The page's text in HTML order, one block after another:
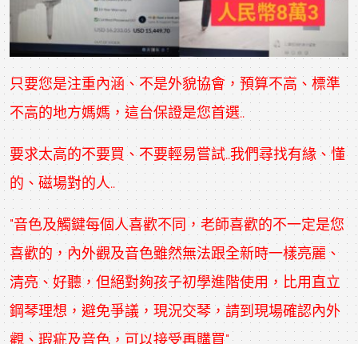
只要您是注重內涵、不是外貌協會，預算不高、標準
不高的地方媽媽，這台保證是您首選..
要求太高的不要買、不要輕易嘗試..我們尋找有緣、懂
的、磁場對的人..
"音色及觸鍵每個人喜歡不同，老師喜歡的不一定是您
喜歡的，內外觀及音色雖然無法跟全新時一樣亮麗、
清亮、好聽，但絕對夠孩子初學進階使用，比用直立
鋼琴理想，避免爭議，現況交琴，請到現場確認內外
觀、瑕疵及音色，可以接受再購買"